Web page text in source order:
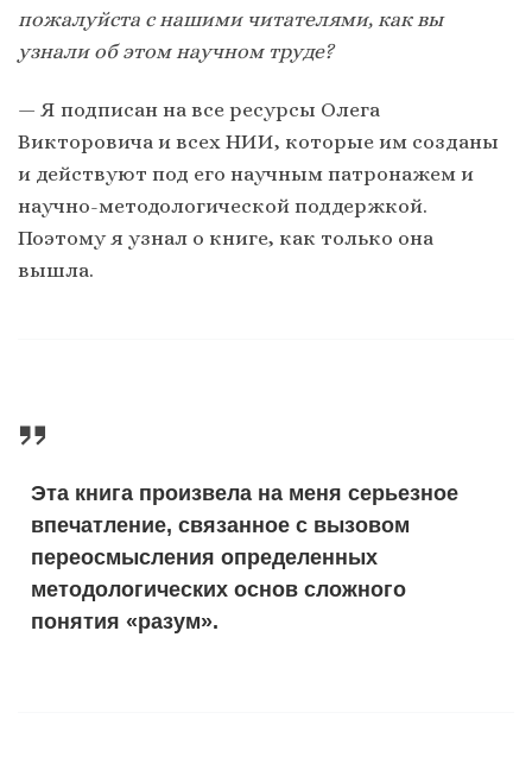
пожалуйста с нашими читателями, как вы
узнали об этом научном труде?
— Я подписан на все ресурсы Олега
Викторовича и всех НИИ, которые им созданы
и действуют под его научным патронажем и
научно-методологической поддержкой.
Поэтому я узнал о книге, как только она
вышла.
Эта книга произвела на меня серьезное
впечатление, связанное с вызовом
переосмысления определенных
методологических основ сложного
понятия «разум».